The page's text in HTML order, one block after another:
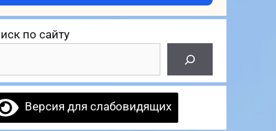
по сайту
Версия для слабовидящих